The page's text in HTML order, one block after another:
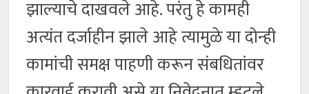
झाल्याचे दाखवले आहे. परंतु हे कामही
अत्यंत दर्जाहीन झाले आहे त्यामुळे या दोन्ही
कामांची समक्ष पाहणी करून संबधितांवर